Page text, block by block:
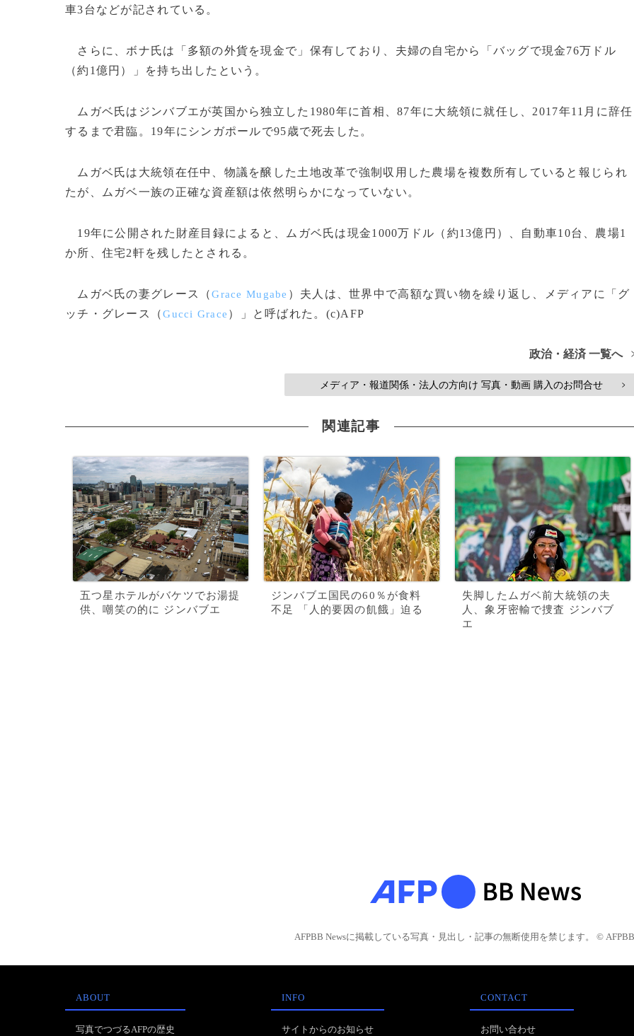
車3台などが記されている。
さらに、ボナ氏は「多額の外貨を現金で」保有しており、夫婦の自宅から「バッグで現金76万ドル
（約1億円）」を持ち出したという。
ムガベ氏はジンバブエが英国から独立した1980年に首相、87年に大統領に就任し、2017年11月に辞任
するまで君臨。19年にシンガポールで95歳で死去した。
ムガベ氏は大統領在任中、物議を醸した土地改革で強制収用した農場を複数所有していると報じられ
たが、ムガベ一族の正確な資産額は依然明らかになっていない。
19年に公開された財産目録によると、ムガベ氏は現金1000万ドル（約13億円）、自動車10台、農場1
か所、住宅2軒を残したとされる。
ムガベ氏の妻グレース（Grace Mugabe ）夫人は、世界中で高額な買い物を繰り返し、メディアに「グ
ッチ・グレース（Gucci Grace ）」と呼ばれた。(c)AFP
政治・経済 一覧へ
メディア・報道関係・法人の方向け 写真・動画 購入のお問合せ >
関連記事
五つ星ホテルがバケツでお湯提
供、嘲笑の的に ジンバブエ
ジンバブエ国民の60％が食料
不足 「人的要因の飢餓」迫る
失脚したムガベ前大統領の夫
人、象牙密輸で捜査 ジンバブ
エ
AFPBB Newsに掲載している写真・見出し・記事の無断使用を禁じます。 © AFPBB
ABOUT
写真でつづるAFPの歴史
INFO
サイトからのお知らせ
CONTACT
お問い合わせ